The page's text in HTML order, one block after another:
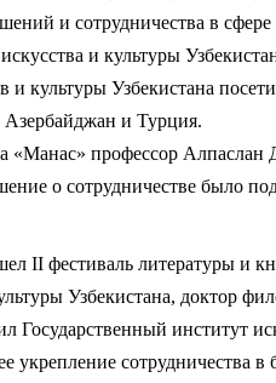
и сотрудничества в сфере
и культуры
культуры Узбекистана
Азербайджан и Турция.
профессор Алпаслан
о сотрудничестве
II фестиваль литературы и
Узбекистана, доктор
Государственный институт
укрепление сотрудничества в